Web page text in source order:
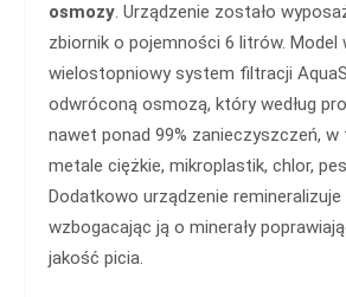
osmozy. Urządzenie zostało
zbiornik o pojemności 6 litrów. Model
wielostopniowy system filtracji
odwróconą osmozą, który według
nawet ponad 99% zanieczyszczeń, w
metale ciężkie, mikroplastik, chlor,
Dodatkowo urządzenie remineralizuje
wzbogacając ją o minerały
jakość picia.